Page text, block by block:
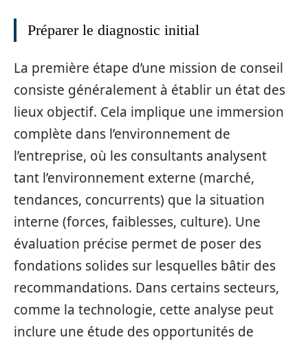
Préparer le diagnostic initial
La première étape d’une mission de conseil
consiste généralement à établir un état des
lieux objectif. Cela implique une immersion
complète dans l’environnement de
l’entreprise, où les consultants analysent
tant l’environnement externe (marché,
tendances, concurrents) que la situation
interne (forces, faiblesses, culture). Une
évaluation précise permet de poser des
fondations solides sur lesquelles bâtir des
recommandations. Dans certains secteurs,
comme la technologie, cette analyse peut
inclure une étude des opportunités de